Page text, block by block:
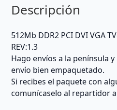
Descripción
512Mb DDR2 PCI DVI VGA
REV:1.3
Hago envíos a la península y
envío bien empaquetado.
Si recibes el paquete con
comunícaselo al repartidor